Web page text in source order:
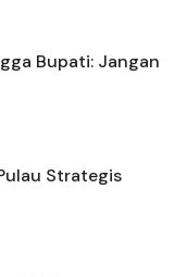
Bupati: Jangan
Strategis